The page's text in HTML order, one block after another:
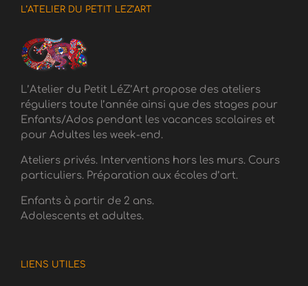
L’ATELIER DU PETIT LEZ’ART
L’Atelier du Petit LéZ’Art propose des ateliers
réguliers toute l’année ainsi que des stages pour
Enfants/Ados pendant les vacances scolaires et
pour Adultes les week-end.
Ateliers privés. Interventions hors les murs. Cours
particuliers. Préparation aux écoles d’art.
Enfants à partir de 2 ans.
Adolescents et adultes.
LIENS UTILES